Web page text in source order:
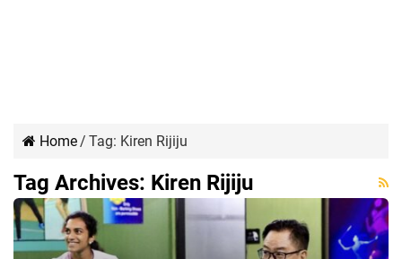
Home/ Tag: Kiren Rijiju
Tag Archives: Kiren Rijiju